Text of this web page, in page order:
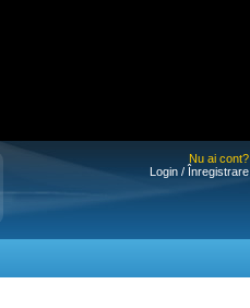
Nu ai cont?
Login / Înregistrare